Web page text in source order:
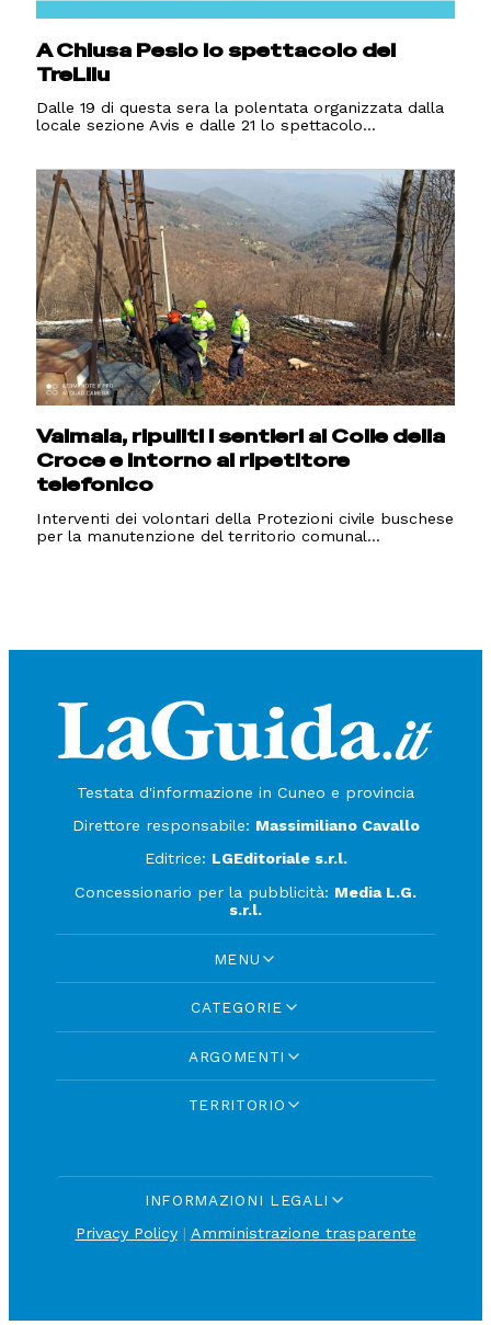
A Chiusa Pesio lo spettacolo dei
TreLilu
Dalle 19 di questa sera la polentata organizzata dalla
locale sezione Avis e dalle 21 lo spettacolo...
Valmala, ripuliti i sentieri al Colle della
Croce e intorno al ripetitore
telefonico
Interventi dei volontari della Protezioni civile buschese
per la manutenzione del territorio comunal...
Testata d'informazione in Cuneo e provincia
Direttore responsabile: Massimiliano Cavallo
Editrice: LGEditoriale s.r.l.
Concessionario per la pubblicità: Media L.G.
s.r.l.
MENU
CATEGORIE
ARGOMENTI
TERRITORIO
INFORMAZIONI LEGALI
Privacy Policy| Amministrazione trasparente